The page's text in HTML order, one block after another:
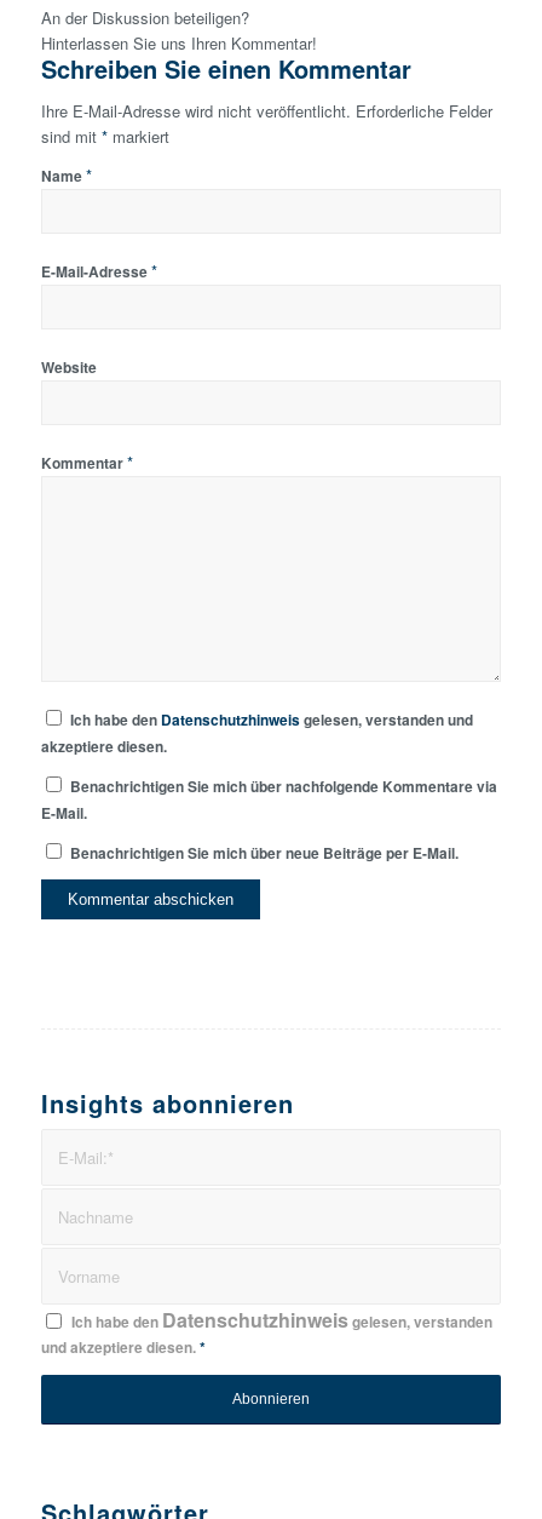
An der Diskussion beteiligen?
Hinterlassen Sie uns Ihren Kommentar!
Schreiben Sie einen Kommentar
Ihre E-Mail-Adresse wird nicht veröffentlicht. Erforderliche Felder
sind mit *markiert
Name*
E-Mail-Adresse*
Website
Kommentar*
Ich habe den Datenschutzhinweisgelesen, verstanden und
akzeptiere diesen.
Benachrichtigen Sie mich über nachfolgende Kommentare via
E-Mail.
Benachrichtigen Sie mich über neue Beiträge per E-Mail.
Insights abonnieren
Ich habe den Datenschutzhinweisgelesen, verstanden
und akzeptiere diesen.*